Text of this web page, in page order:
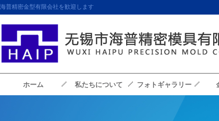
海普精密金型有限会社を歓迎します
ホーム 私たちについて フォトギャラリー